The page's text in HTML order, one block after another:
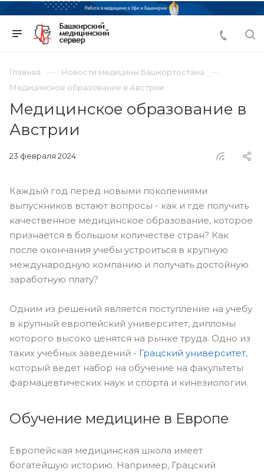
Главная
Новости медицины Башкортостана
Медицинское образование в Австрии
Медицинское образование в
Австрии
23 февраля 2024
Каждый год перед новыми поколениями
выпускников встают вопросы - как и где получить
качественное медицинское образование, которое
признается в большом количестве стран? Как
после окончания учебы устроиться в крупную
международную компанию и получать достойную
заработную плату?
Одним из решений является поступление на учебу
в крупный европейский университет, дипломы
которого высоко ценятся на рынке труда. Одно из
таких учебных заведений - Грацский университет,
который ведет набор на обучение на факультеты
фармацевтических наук и спорта и кинезиологии.
Обучение медицине в Европе
Европейская медицинская школа имеет
богатейшую историю. Например, Грацский